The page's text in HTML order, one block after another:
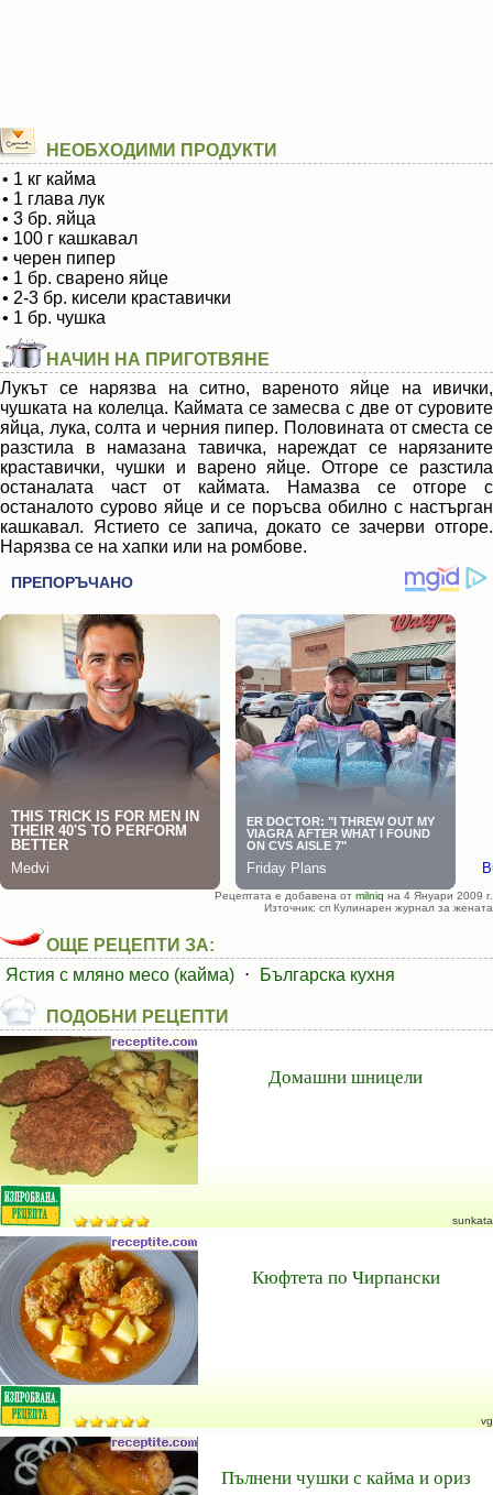
НЕОБХОДИМИ ПРОДУКТИ
• 1 кг кайма
• 1 глава лук
• 3 бр. яйца
• 100 г кашкавал
• черен пипер
• 1 бр. сварено яйце
• 2-3 бр. кисели краставички
• 1 бр. чушка
НАЧИН НА ПРИГОТВЯНЕ
Лукът се нарязва на ситно, вареното яйце на ивички,
чушката на колелца. Каймата се замесва с две от суровите
яйца, лука, солта и черния пипер. Половината от сместа се
разстила в намазана тавичка, нареждат се нарязаните
краставички, чушки и варено яйце. Отгоре се разстила
останалата част от каймата. Намазва се отгоре с
останалото сурово яйце и се поръсва обилно с настърган
кашкавал. Ястието се запича, докато се зачерви отгоре.
Нарязва се на хапки или на ромбове.
Рецептата е добавена от milniq на 4 Януари 2009 г.
Източник: сп Кулинарен журнал за жената
ОЩЕ РЕЦЕПТИ ЗА:
Ястия с мляно месо (кайма) ⋅ Българска кухня
ПОДОБНИ РЕЦЕПТИ
Домашни шницели
sunkata
Кюфтета по Чирпански
vg
Пълнени чушки с кайма и ориз